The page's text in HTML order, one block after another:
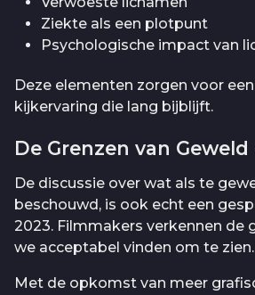
Ziekte als een plotpunt
Psychologische impact van
Deze elementen zorgen voor
kijkervaring die lang bijblijft.
De Grenzen van
De discussie over wat als te
beschouwd, is ook echt een
2023. Filmmakers verkennen de
we acceptabel vinden om te zien.
Met de opkomst van meer